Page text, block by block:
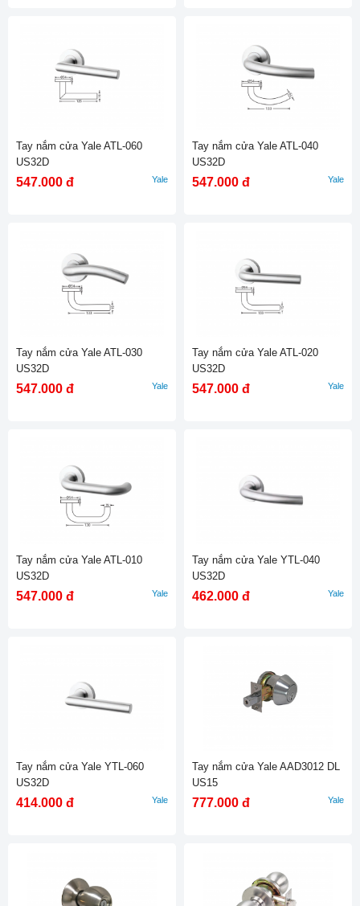
Tay nắm cửa Yale ATL-060
US32D
547.000 đ Yale
Tay nắm cửa Yale ATL-040
US32D
547.000 đ Yale
Tay nắm cửa Yale ATL-030
US32D
547.000 đ Yale
Tay nắm cửa Yale ATL-020
US32D
547.000 đ Yale
Tay nắm cửa Yale ATL-010
US32D
547.000 đ Yale
Tay nắm cửa Yale YTL-040
US32D
462.000 đ Yale
Tay nắm cửa Yale YTL-060
US32D
414.000 đ Yale
Tay nắm cửa Yale AAD3012 DL
US15
777.000 đ Yale